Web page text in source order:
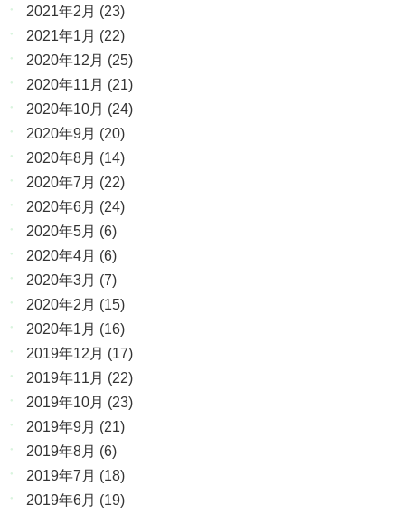
2021年2月 (23)
2021年1月 (22)
2020年12月 (25)
2020年11月 (21)
2020年10月 (24)
2020年9月 (20)
2020年8月 (14)
2020年7月 (22)
2020年6月 (24)
2020年5月 (6)
2020年4月 (6)
2020年3月 (7)
2020年2月 (15)
2020年1月 (16)
2019年12月 (17)
2019年11月 (22)
2019年10月 (23)
2019年9月 (21)
2019年8月 (6)
2019年7月 (18)
2019年6月 (19)